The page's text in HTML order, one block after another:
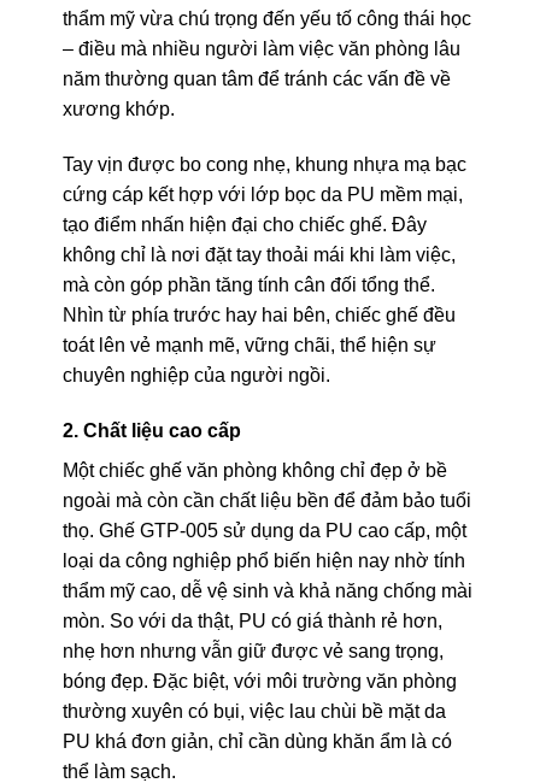
thẩm mỹ vừa chú trọng đến yếu tố công thái học
– điều mà nhiều người làm việc văn phòng lâu
năm thường quan tâm để tránh các vấn đề về
xương khớp.
Tay vịn được bo cong nhẹ, khung nhựa mạ bạc
cứng cáp kết hợp với lớp bọc da PU mềm mại,
tạo điểm nhấn hiện đại cho chiếc ghế. Đây
không chỉ là nơi đặt tay thoải mái khi làm việc,
mà còn góp phần tăng tính cân đối tổng thể.
Nhìn từ phía trước hay hai bên, chiếc ghế đều
toát lên vẻ mạnh mẽ, vững chãi, thể hiện sự
chuyên nghiệp của người ngồi.
2. Chất liệu cao cấp
Một chiếc ghế văn phòng không chỉ đẹp ở bề
ngoài mà còn cần chất liệu bền để đảm bảo tuổi
thọ. Ghế GTP-005 sử dụng da PU cao cấp, một
loại da công nghiệp phổ biến hiện nay nhờ tính
thẩm mỹ cao, dễ vệ sinh và khả năng chống mài
mòn. So với da thật, PU có giá thành rẻ hơn,
nhẹ hơn nhưng vẫn giữ được vẻ sang trọng,
bóng đẹp. Đặc biệt, với môi trường văn phòng
thường xuyên có bụi, việc lau chùi bề mặt da
PU khá đơn giản, chỉ cần dùng khăn ẩm là có
thể làm sạch.